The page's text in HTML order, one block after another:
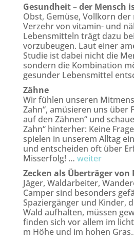
Gesundheit – der Mensch
Obst, Gemüse, Vollkorn der
Verzehr von vitamin- und
Lebensmitteln trägt dazu
vorzubeugen. Laut einer
Studie ist dabei nicht die
sondern die Kombination
gesunder Lebensmittel
Zähne
Wir fühlen unseren
Zahn“, amüsieren uns über
auf den Zähnen“ und
Zahn“ hinterher: Keine
spielen in unserem Alltag
und entscheiden oft über
Misserfolg! … weiter
Zecken als Überträger
Jäger, Waldarbeiter,
Camper sind besonders
Spaziergänger und Kinder,
Wald aufhalten, müssen
finden sich vor allem im
m Höhe und im hohen